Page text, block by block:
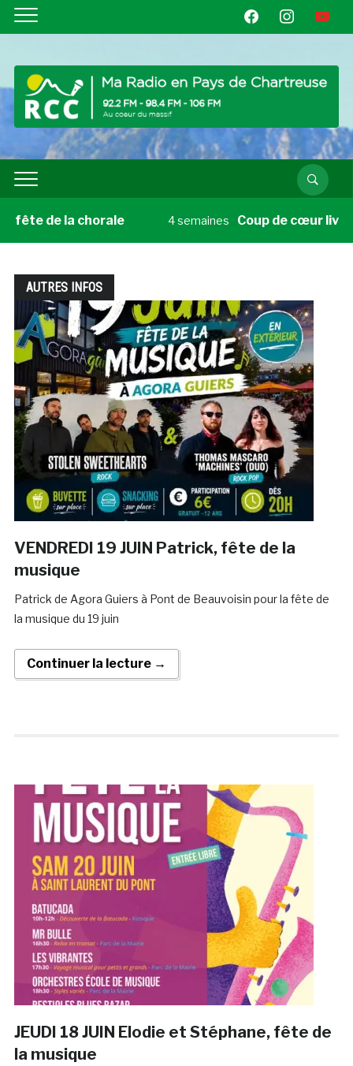
facebookinstagramyoutube
chorale 4 semaines Coup de cœur livre du
AUTRES INFOS
VENDREDI 19 JUIN Patrick, fête de la
musique
Patrick de Agora Guiers à Pont de Beauvoisin pour la fête de
la musique du 19 juin
Continuer la lecture →
JEUDI 18 JUIN Elodie et Stéphane, fête de
la musique